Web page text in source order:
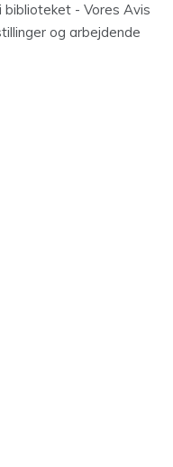
biblioteket - Vores Avis
og arbejdende